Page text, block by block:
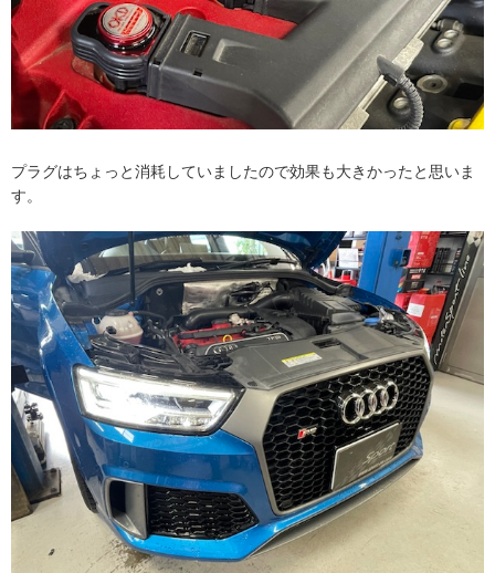
プラグはちょっと消耗していましたので効果も大きかったと思いま
す。